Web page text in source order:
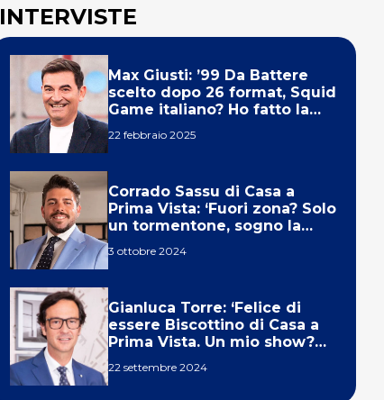
INTERVISTE
Max Giusti: ’99 Da Battere
scelto dopo 26 format, Squid
Game italiano? Ho fatto la
22 febbraio 2025
Corrado Sassu di Casa a
Prima Vista: ‘Fuori zona? Solo
un tormentone, sogno la
3 ottobre 2024
Gianluca Torre: ‘Felice di
essere Biscottino di Casa a
Prima Vista. Un mio show?
22 settembre 2024